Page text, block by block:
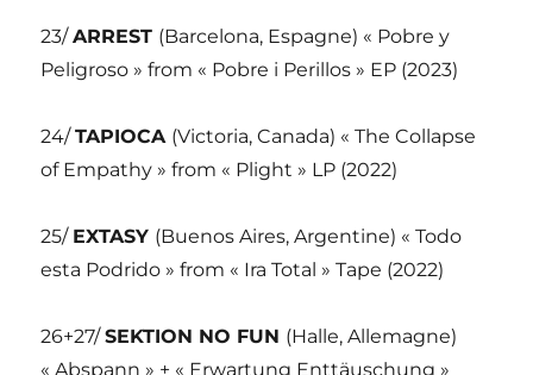
23/ARREST (Barcelona, Espagne) « Pobre y
Peligroso » from « Pobre i Perillos » EP (2023)
24/TAPIOCA (Victoria, Canada) « The Collapse
of Empathy » from « Plight » LP (2022)
25/ EXTASY (Buenos Aires, Argentine) « Todo
esta Podrido » from « Ira Total » Tape (2022)
26+27/SEKTION NO FUN (Halle, Allemagne)
« Abspann » + « Erwartung Enttäuschung »